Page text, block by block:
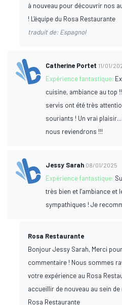
à nouveau pour découvrir nos
! L'équipe du Rosa Restaurante
traduit de: Espagnol
Catherine Portet 11/01/
Expérience fantastique:
cuisine, ambiance au top
servis ont été très
souriants ! Un vrai
nous reviendrons !!!
Jessy Sarah 08/01/2025
Expérience fantastique:
très bien et l’ambiance et
sympathiques ! Je
Rosa Restaurante
Bonjour Jessy Sarah, Merci
commentaire ! Nous sommes
votre expérience au Rosa
accueillir de nouveau au sein
Rosa Restaurante